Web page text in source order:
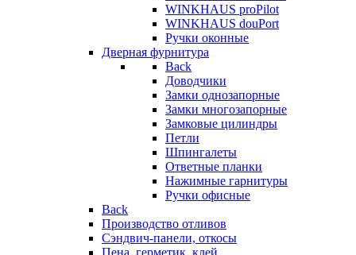
WINKHAUS proPilot
WINKHAUS douPort
Ручки оконные
Дверная фурнитура
Back
Доводчики
Замки однозапорные
Замки многозапорные
Замковые цилиндры
Петли
Шпингалеты
Ответные планки
Нажимные гарнитуры
Ручки офисные
Back
Производство отливов
Сэндвич-панели, откосы
Пена, герметик, клей